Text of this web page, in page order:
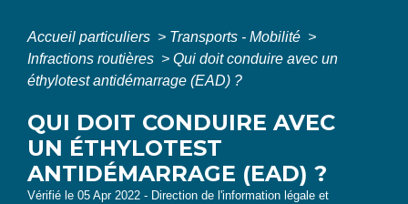
Accueil particuliers > Transports - Mobilité >
Infractions routières > Qui doit conduire avec un
éthylotest antidémarrage (EAD) ?
QUI DOIT CONDUIRE AVEC
UN ÉTHYLOTEST
ANTIDÉMARRAGE (EAD) ?
Vérifié le 05 Apr 2022 - Direction de l'information légale et